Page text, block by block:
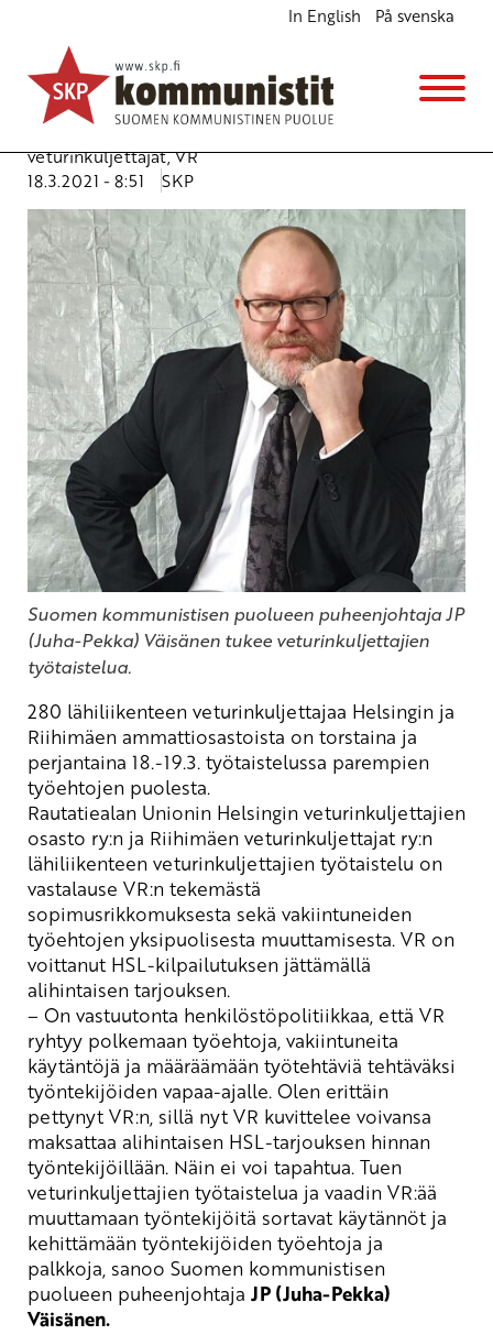
In English På svenska
Oikeutettu veturinkuljettajien työtaistelu –
henkilöstöpolitiikkaa muutettava
Ajankohtaista
Avainsanat:HSL-kilpailutus,työehdot,työtaistelu
veturinkuljettajat,VR
18.3.2021 - 8:51
SKP
Suomen kommunistisen puolueen puheenjohtaja JP
(Juha-Pekka) Väisänen tukee veturinkuljettajien
työtaistelua.
280 lähiliikenteen veturinkuljettajaa Helsingin ja
Riihimäen ammattiosastoista on torstaina ja
perjantaina 18.-19.3. työtaistelussa parempien
työehtojen puolesta.
Rautatiealan Unionin Helsingin veturinkuljettajien
osasto ry:n ja Riihimäen veturinkuljettajat ry:n
lähiliikenteen veturinkuljettajien työtaistelu on
vastalause VR:n tekemästä
sopimusrikkomuksesta sekä vakiintuneiden
työehtojen yksipuolisesta muuttamisesta. VR on
voittanut HSL-kilpailutuksen jättämällä
alihintaisen tarjouksen.
– On vastuutonta henkilöstöpolitiikkaa, että VR
ryhtyy polkemaan työehtoja, vakiintuneita
käytäntöjä ja määräämään työtehtäviä tehtäväksi
työntekijöiden vapaa-ajalle. Olen erittäin
pettynyt VR:n, sillä nyt VR kuvittelee voivansa
maksattaa alihintaisen HSL-tarjouksen hinnan
työntekijöillään. Näin ei voi tapahtua. Tuen
veturinkuljettajien työtaistelua ja vaadin VR:ää
muuttamaan työntekijöitä sortavat käytännöt ja
kehittämään työntekijöiden työehtoja ja
palkkoja, sanoo Suomen kommunistisen
puolueen puheenjohtaja JP (Juha-Pekka)
Väisänen.